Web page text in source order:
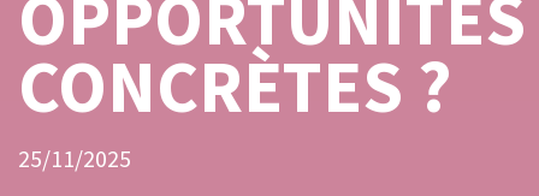
OPPORTUNITÉS
CONCRÈTES ?
25/11/2025